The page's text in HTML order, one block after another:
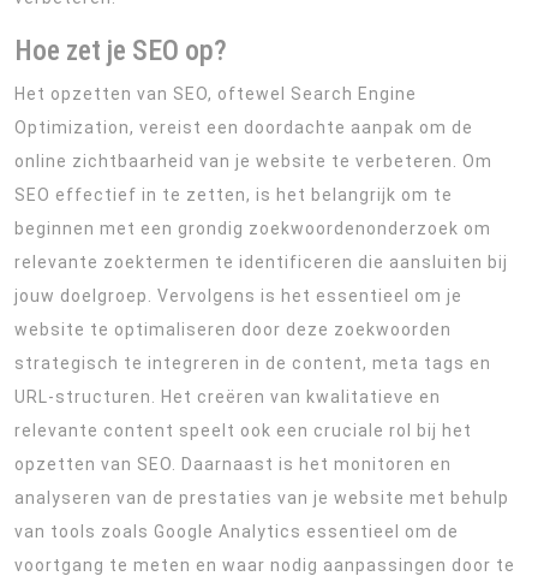
Hoe zet je SEO op?
Het opzetten van SEO, oftewel Search Engine
Optimization, vereist een doordachte aanpak om de
online zichtbaarheid van je website te verbeteren. Om
SEO effectief in te zetten, is het belangrijk om te
beginnen met een grondig zoekwoordenonderzoek om
relevante zoektermen te identificeren die aansluiten bij
jouw doelgroep. Vervolgens is het essentieel om je
website te optimaliseren door deze zoekwoorden
strategisch te integreren in de content, meta tags en
URL-structuren. Het creëren van kwalitatieve en
relevante content speelt ook een cruciale rol bij het
opzetten van SEO. Daarnaast is het monitoren en
analyseren van de prestaties van je website met behulp
van tools zoals Google Analytics essentieel om de
voortgang te meten en waar nodig aanpassingen door te